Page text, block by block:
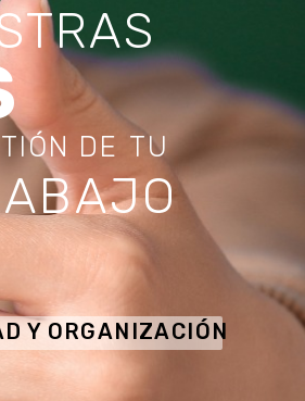
TRAS
TIÓN D E TU
ABAJO
Y ORGANIZACIÓN